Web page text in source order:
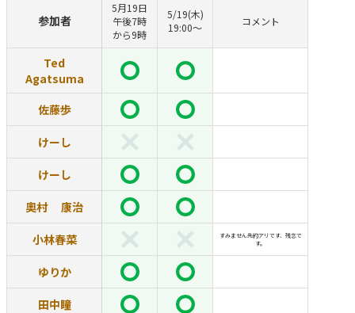
参加者
5月19日
午後7時
から9時
5/19(木)
19:00〜
コメント
Ted
Agatsuma
佐藤歩
けーし
けーし
奧村 康治
小林春菜
すみません先約アリです、残念で
す。
ゆりか
田中瞳